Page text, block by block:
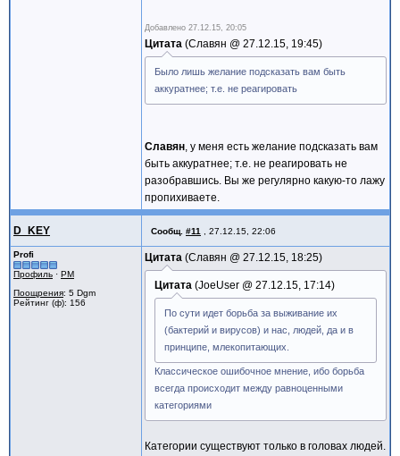
Добавлено 27.12.15, 20:05
Цитата Славян @ 27.12.15, 19:45
Было лишь желание подсказать вам быть
аккуратнее; т.е. не реагировать
Славян, у меня есть желание подсказать вам
быть аккуратнее; т.е. не реагировать не
разобравшись. Вы же регулярно какую-то лажу
пропихиваете.
D_KEY Сообщ. #11 27.12.15, 22:06
Profi
Профиль · PM
Поощрения: 5 Dgm
Рейтинг (ф): 156
Цитата Славян @ 27.12.15, 18:25
Цитата JoeUser @ 27.12.15, 17:14
По сути идет борьба за выживание их
(бактерий и вирусов) и нас, людей, да и в
принципе, млекопитающих.
Классическое ошибочное мнение, ибо борьба
всегда происходит между равноценными
категориями
Категории существуют только в головах людей.